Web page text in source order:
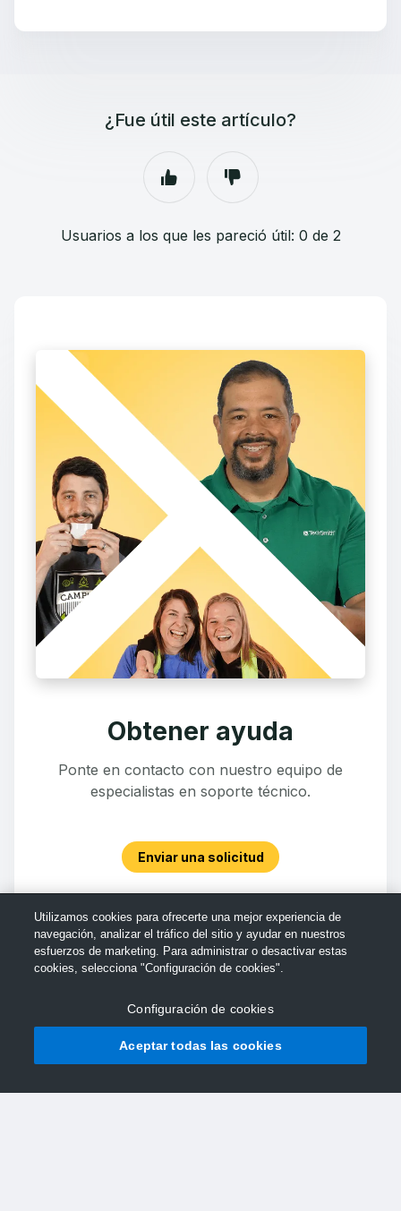
¿Fue útil este artículo?
Usuarios a los que les pareció útil: 0 de 2
Obtener ayuda
Ponte en contacto con nuestro equipo de
especialistas en soporte técnico.
Enviar una solicitud
Utilizamos cookies para ofrecerte una mejor experiencia de
navegación, analizar el tráfico del sitio y ayudar en nuestros
esfuerzos de marketing. Para administrar o desactivar estas
cookies, selecciona "Configuración de cookies".
Configuración de cookies
Aceptar todas las cookies